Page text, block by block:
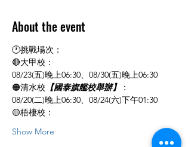
About the event
🕐挑戰場次：
🔴大甲校：
08/23(五)晚上06:30、08/30(五)晚上06:30
🟠清水校 【國泰旗艦校舉辦】
：
08/20(二)晚上06:30、08/24(六)下午01:30
🟡梧棲校：
Show More